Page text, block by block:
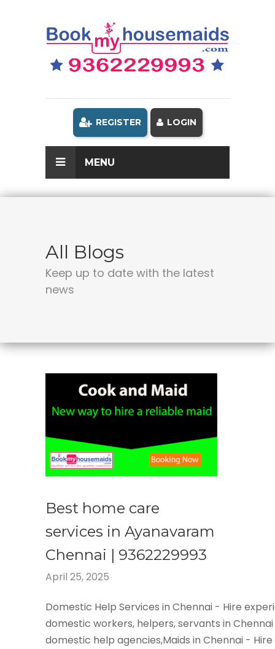
REGISTER LOGIN
MENU
All Blogs
Keep up to date with the latest
news
Best home care
services in Ayanavaram
Chennai | 9362229993
April 25, 2025
Domestic Help Services in Chennai - Hire
domestic workers, helpers, servants in
domestic help agencies,Maids in Chennai - Hire